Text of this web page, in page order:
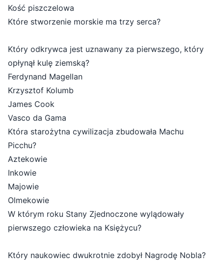
Kość piszczelowa
Które stworzenie morskie ma trzy serca?
Który odkrywca jest uznawany za pierwszego, który
opłynął kulę ziemską?
Ferdynand Magellan
Krzysztof Kolumb
James Cook
Vasco da Gama
Która starożytna cywilizacja zbudowała Machu
Picchu?
Aztekowie
Inkowie
Majowie
Olmekowie
W którym roku Stany Zjednoczone wylądowały
pierwszego człowieka na Księżycu?
Który naukowiec dwukrotnie zdobył Nagrodę Nobla?